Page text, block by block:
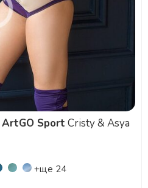
ArtGO Sport Cristy & Asya
+ще 24